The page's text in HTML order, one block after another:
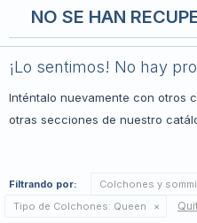
NO SE HAN
¡Lo sentimos! No hay
Inténtalo nuevamente con otros
otras secciones de nuestro
Filtrando por: Colchones y
Tipo de Colchones: Queen